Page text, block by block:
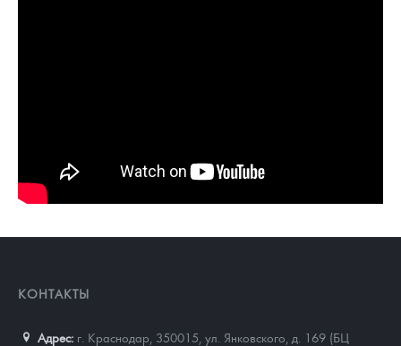
КОНТАКТЫ
Адрес: г. Краснодар, 350015 ул. Янковского, д. 169 (БЦ